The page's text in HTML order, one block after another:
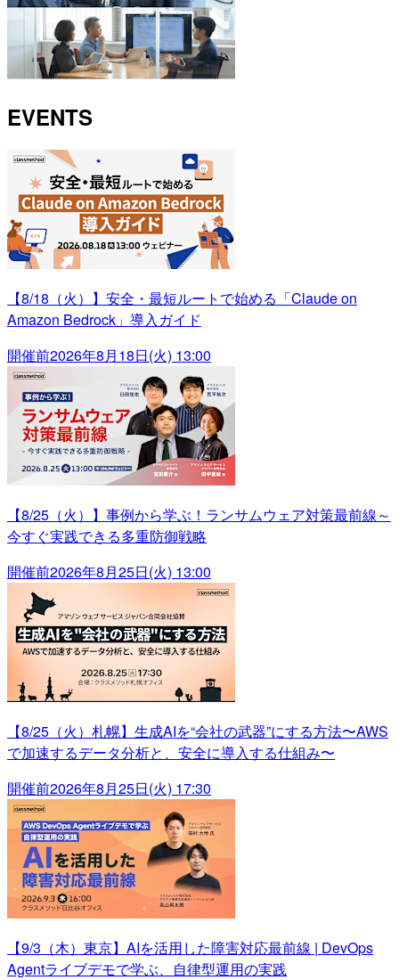
EVENTS
【8/18（火）】安全・最短ルートで始める「Claude on
Amazon Bedrock」導入ガイド
開催前2026年8月18日(火) 13:00
【8/25（火）】事例から学ぶ！ランサムウェア対策最前線～
今すぐ実践できる多重防御戦略
開催前2026年8月25日(火) 13:00
【8/25（火）札幌】生成AIを“会社の武器”にする方法〜AWS
で加速するデータ分析と、安全に導入する仕組み〜
開催前2026年8月25日(火) 17:30
【9/3（木）東京】AIを活用した障害対応最前線 | DevOps
Agentライブデモで学ぶ、自律型運用の実践